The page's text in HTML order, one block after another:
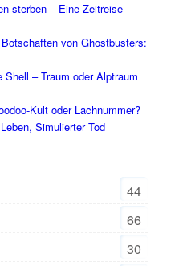
sterben – Eine Zeitreise
von Ghostbusters:
Shell – Traum oder Alptraum
Kult oder Lachnummer?
Simulierter Tod
44
66
30